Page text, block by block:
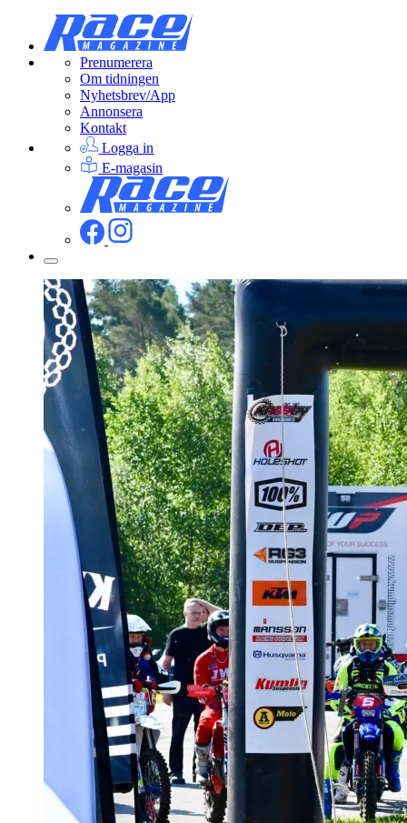
Prenumerera
Om tidningen
Nyhetsbrev/App
Annonsera
Kontakt
Logga in
E-magasin